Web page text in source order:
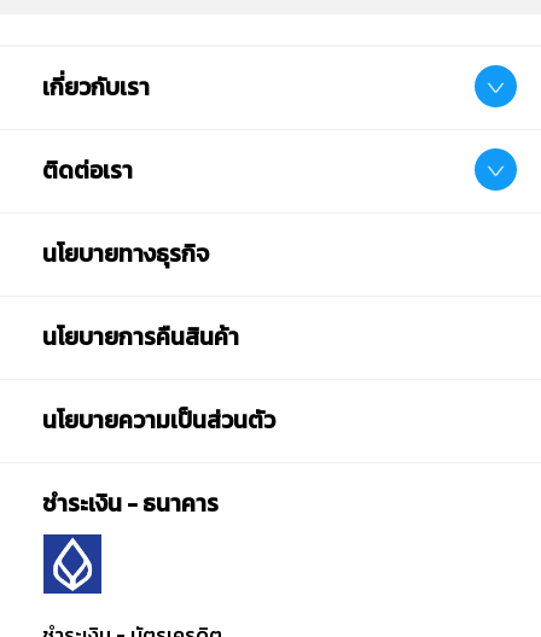
เกี่ยวกับเรา
ติดต่อเรา
นโยบายทางธุรกิจ
นโยบายการคืนสินค้า
นโยบายความเป็นส่วนตัว
ชำระเงิน - ธนาคาร